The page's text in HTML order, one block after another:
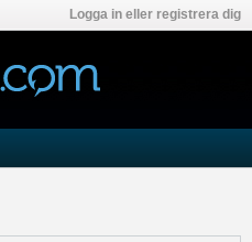
Logga in eller registrera dig